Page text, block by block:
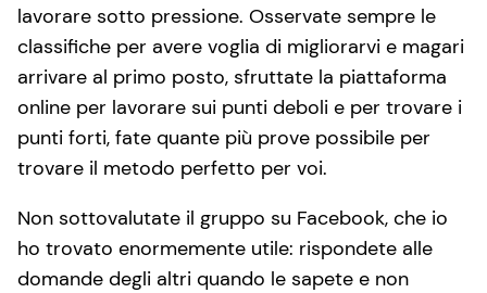
lavorare sotto pressione. Osservate sempre le
classifiche per avere voglia di migliorarvi e magari
arrivare al primo posto, sfruttate la piattaforma
online per lavorare sui punti deboli e per trovare i
punti forti, fate quante più prove possibile per
trovare il metodo perfetto per voi.
Non sottovalutate il gruppo su Facebook, che io
ho trovato enormemente utile: rispondete alle
domande degli altri quando le sapete e non